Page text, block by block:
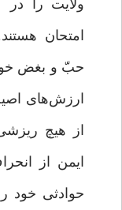
ولایت را
امتحان
حبّ و بغض خود
ارزش‌های
از هیچ
ایمن از
حوادثی خود